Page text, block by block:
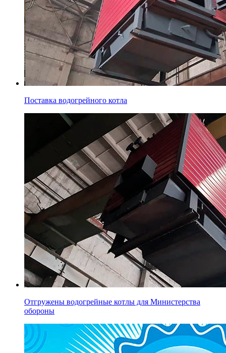
Поставка водогрейного котла
Отгружены водогрейные котлы для Министерства
обороны